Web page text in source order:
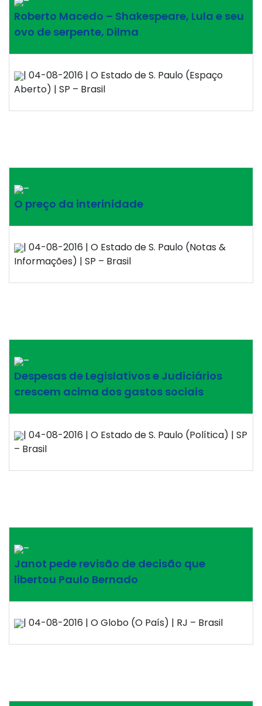
Roberto Macedo – Shakespeare, Lula e seu
ovo de serpente, Dilma
| 04-08-2016 | O Estado de S. Paulo (Espaço
Aberto) | SP – Brasil
–
O preço da interinidade
| 04-08-2016 | O Estado de S. Paulo (Notas &
Informações) | SP – Brasil
–
Despesas de Legislativos e Judiciários
crescem acima dos gastos sociais
| 04-08-2016 | O Estado de S. Paulo (Política) | SP
– Brasil
–
Janot pede revisão de decisão que
libertou Paulo Bernado
| 04-08-2016 | O Globo (O País) | RJ – Brasil